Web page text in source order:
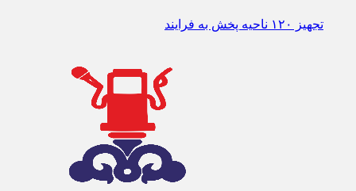
تجهیز ۱۲۰ ناحیه پخش به فرایند